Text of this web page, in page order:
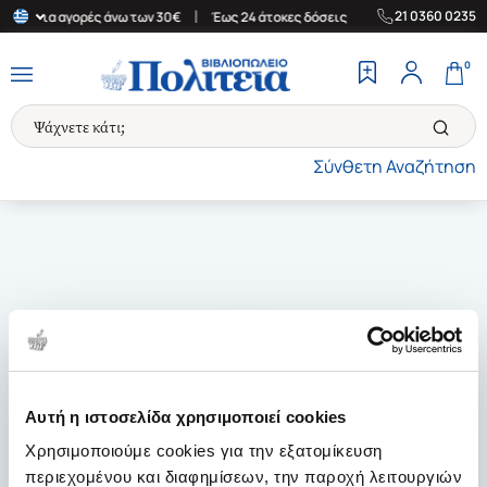
Αυτή η ιστοσελίδα χρησιμοποιεί cookies
Χρησιμοποιούμε cookies για την εξατομίκευση
περιεχομένου και διαφημίσεων, την παροχή λειτουργιών
για αγορές άνω των 30€ | Έως 24 άτοκες δόσεις | Δωρεάν
21 0360 0235
Σύνθετη Αναζήτηση
0